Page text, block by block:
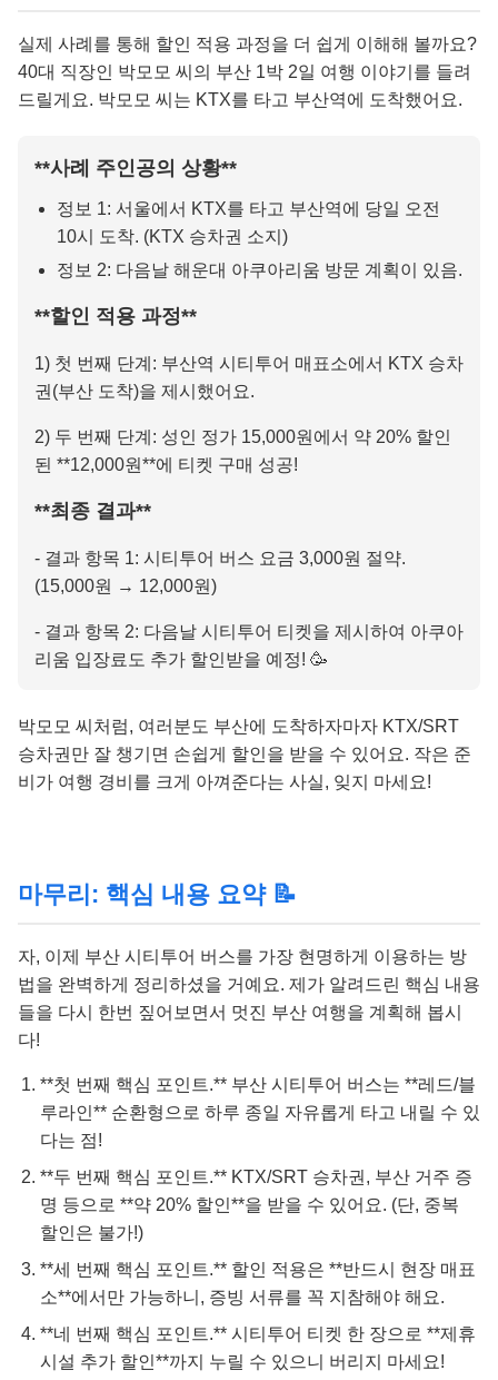
실제 사례를 통해 할인 적용 과정을 더 쉽게 이해해 볼까요?
40대 직장인 박모모 씨의 부산 1박 2일 여행 이야기를 들려
드릴게요. 박모모 씨는 KTX를 타고 부산역에 도착했어요.
**사례 주인공의 상황**
정보 1: 서울에서 KTX를 타고 부산역에 당일 오전
10시 도착. (KTX 승차권 소지)
정보 2: 다음날 해운대 아쿠아리움 방문 계획이 있음.
**할인 적용 과정**
1) 첫 번째 단계: 부산역 시티투어 매표소에서 KTX 승차
권(부산 도착)을 제시했어요.
2) 두 번째 단계: 성인 정가 15,000원에서 약 20% 할인
된 **12,000원**에 티켓 구매 성공!
**최종 결과**
- 결과 항목 1: 시티투어 버스 요금 3,000원 절약.
(15,000원 → 12,000원)
- 결과 항목 2: 다음날 시티투어 티켓을 제시하여 아쿠아
리움 입장료도 추가 할인받을 예정! 🥳
박모모 씨처럼, 여러분도 부산에 도착하자마자 KTX/SRT
승차권만 잘 챙기면 손쉽게 할인을 받을 수 있어요. 작은 준
비가 여행 경비를 크게 아껴준다는 사실, 잊지 마세요!
마무리: 핵심 내용 요약 📝
자, 이제 부산 시티투어 버스를 가장 현명하게 이용하는 방
법을 완벽하게 정리하셨을 거예요. 제가 알려드린 핵심 내용
들을 다시 한번 짚어보면서 멋진 부산 여행을 계획해 봅시
다!
**첫 번째 핵심 포인트.** 부산 시티투어 버스는 **레드/블
루라인** 순환형으로 하루 종일 자유롭게 타고 내릴 수 있
다는 점!
**두 번째 핵심 포인트.** KTX/SRT 승차권, 부산 거주 증
명 등으로 **약 20% 할인**을 받을 수 있어요. (단, 중복
할인은 불가!)
**세 번째 핵심 포인트.** 할인 적용은 **반드시 현장 매표
소**에서만 가능하니, 증빙 서류를 꼭 지참해야 해요.
**네 번째 핵심 포인트.** 시티투어 티켓 한 장으로 **제휴
시설 추가 할인**까지 누릴 수 있으니 버리지 마세요!